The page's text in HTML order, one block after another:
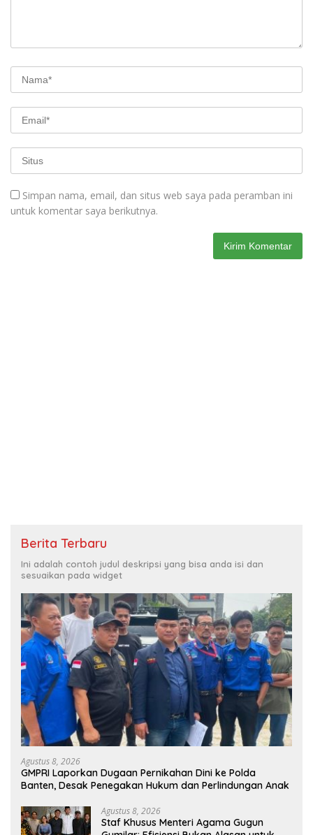
Simpan nama, email, dan situs web saya pada peramban ini
untuk komentar saya berikutnya.
Berita Terbaru
Ini adalah contoh judul deskripsi yang bisa anda isi dan
sesuaikan pada widget
Agustus 8, 2026
GMPRI Laporkan Dugaan Pernikahan Dini ke Polda
Banten, Desak Penegakan Hukum dan Perlindungan Anak
Agustus 8, 2026
Staf Khusus Menteri Agama Gugun